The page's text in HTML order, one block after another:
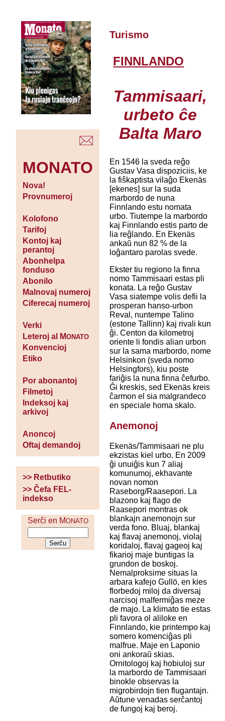
MONATO
Nova!
Provnumeroj
Kolofono
Tarifoj
Kontoj kaj
perantoj
Abonhelpa
fonduso
Abonilo
Malnovaj numeroj
Ciferecaj numeroj
Verki
Leteroj al MONATO
Konvencioj
Etiko
Por abonantoj
Filmetoj
Indeksoj kaj
arkivoj
Anoncoj
Oftaj demandoj
>> Retbutiko
>> Ĉefa FEL-
indekso
Serĉi en MONATO
Turismo
FINNLANDO
Tammisaari,
urbeto ĉe
Balta Maro
En 1546 la sveda reĝo
Gustav Vasa dispoziciis, ke
la fiŝkaptista vilaĝo Ekenäs
[ekenes] sur la suda
marbordo de nuna
Finnlando estu nomata
urbo. Tiutempe la marbordo
kaj Finnlando estis parto de
lia reĝlando. En Ekenäs
ankaŭ nun 82 % de la
loĝantaro parolas svede.
Ekster tiu regiono la finna
nomo Tammisaari estas pli
konata. La reĝo Gustav
Vasa siatempe volis defii la
prosperan hanso-urbon
Reval, nuntempe Talino
(estone Tallinn) kaj rivali kun
ĝi. Centon da kilometroj
oriente li fondis alian urbon
sur la sama marbordo, nome
Helsinkon (sveda nomo
Helsingfors), kiu poste
fariĝis la nuna finna ĉefurbo.
Ĝi kreskis, sed Ekenäs kreis
ĉarmon el sia malgrandeco
en speciale homa skalo.
Anemonoj
Ekenäs/Tammisaari ne plu
ekzistas kiel urbo. En 2009
ĝi unuiĝis kun 7 aliaj
komunumoj, ekhavante
novan nomon
Raseborg/Raasepori. La
blazono kaj flago de
Raasepori montras ok
blankajn anemonojn sur
verda fono. Bluaj, blankaj
kaj flavaj anemonoj, violaj
koridaloj, flavaj gageoj kaj
fikarioj maje buntigas la
grundon de boskoj.
Nemalproksime situas la
arbara kafejo Gullö, en kies
florbedoj miloj da diversaj
narcisoj malfermiĝas meze
de majo. La klimato tie estas
pli favora ol aliloke en
Finnlando, kie printempo kaj
somero komenciĝas pli
malfrue. Maje en Laponio
oni ankoraŭ skias.
Ornitologoj kaj hobiuloj sur
la marbordo de Tammisaari
binokle observas la
migrobirdojn tien flugantajn.
Aŭtune venadas serĉantoj
de fungoj kaj beroj.